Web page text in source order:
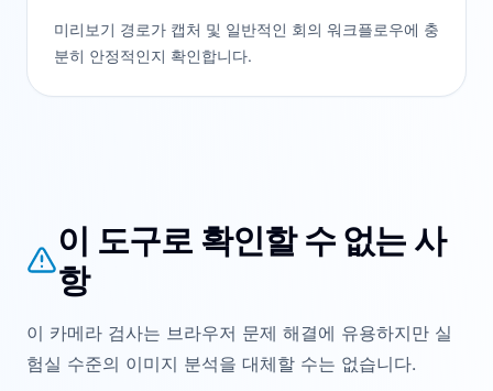
미리보기 경로가 캡처 및 일반적인 회의 워크플로우에 충
분히 안정적인지 확인합니다.
이 도구로 확인할 수 없는 사
항
이 카메라 검사는 브라우저 문제 해결에 유용하지만 실
험실 수준의 이미지 분석을 대체할 수는 없습니다.